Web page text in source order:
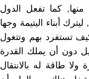
كما تفعل الدول
أبناء اليتيمة وجها
تستفرد بهم وتتغول
دون أن يملك القدرة
طاقة له بالانتقال